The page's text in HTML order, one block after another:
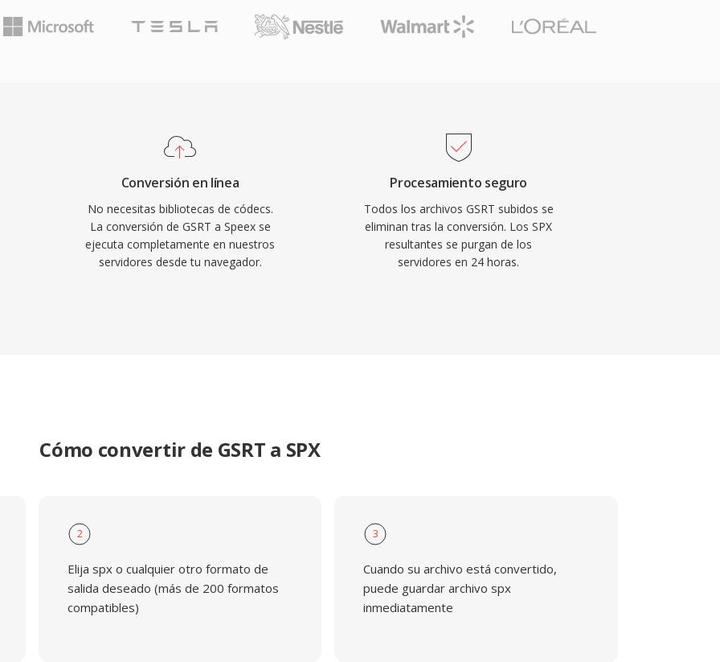
de llamada en
con codificación
real a la
también incluye
y control
códecs rivales
desde 2012, Speex
grabaciones
su decodificador
Conversión en línea
No necesitas bibliotecas de códecs.
La conversión de GSRT a Speex se
ejecuta completamente en nuestros
servidores desde tu navegador.
Procesamiento seguro
Todos los archivos GSRT subidos se
eliminan tras la conversión. Los SPX
resultantes se purgan de los
servidores en 24 horas.
Cómo convertir de GSRT a SPX
2
Elija spx o cualquier otro formato de
salida deseado (más de 200 formatos
compatibles)
3
Cuando su archivo está convertido,
puede guardar archivo spx
inmediatamente